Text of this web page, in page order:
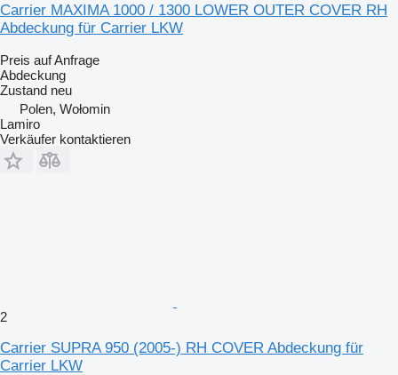
Carrier MAXIMA 1000 / 1300 LOWER OUTER COVER RH
Abdeckung für Carrier LKW
Preis auf Anfrage
Abdeckung
Zustand neu
Polen, Wołomin
Lamiro
Verkäufer kontaktieren
2
Carrier SUPRA 950 (2005-) RH COVER Abdeckung für
Carrier LKW